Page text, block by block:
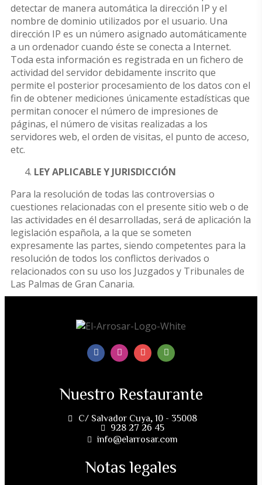
detectar de manera automática la dirección IP y el
nombre de dominio utilizados por el usuario. Una
dirección IP es un número asignado automáticamente
a un ordenador cuando éste se conecta a Internet.
Toda esta información es registrada en un fichero de
actividad del servidor debidamente inscrito que
permite el posterior procesamiento de los datos con el
fin de obtener mediciones únicamente estadísticas que
permitan conocer el número de impresiones de
páginas, el número de visitas realizadas a los
servidores web, el orden de visitas, el punto de acceso,
etc.
LEY APLICABLE Y JURISDICCIÓN
Para la resolución de todas las controversias o
cuestiones relacionadas con el presente sitio web o de
las actividades en él desarrolladas, será de aplicación la
legislación española, a la que se someten
expresamente las partes, siendo competentes para la
resolución de todos los conflictos derivados o
relacionados con su uso los Juzgados y Tribunales de
Las Palmas de Gran Canaria.
Nuestro Restaurante
C/ Salvador Cuya, 10 - 35008
928 27 26 45
info@elarrosar.com
Notas legales